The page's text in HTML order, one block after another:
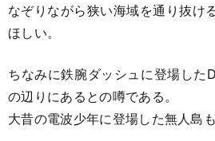
なぞりながら狭い海域を通り抜け
ほしい。
ちなみに鉄腕ダッシュに登場した
の辺りにあるとの噂である。
大昔の電波少年に登場した無人島